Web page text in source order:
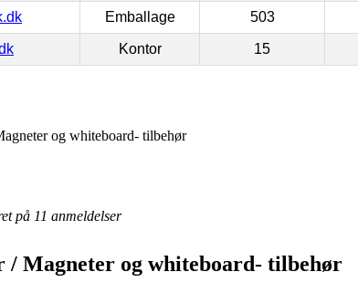
Emballage 503
Kontor 15
og whiteboard- tilbehør
på 11 anmeldelser
Magneter og whiteboard- tilbehør